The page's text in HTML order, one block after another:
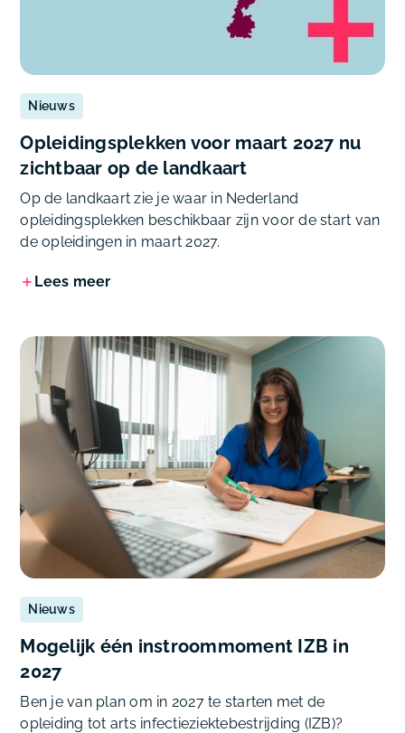
Nieuws
Opleidingsplekken voor maart 2027 nu
zichtbaar op de landkaart
Op de landkaart zie je waar in Nederland
opleidingsplekken beschikbaar zijn voor de start van
de opleidingen in maart 2027.
Lees meer
Nieuws
Mogelijk één instroommoment IZB in
2027
Ben je van plan om in 2027 te starten met de
opleiding tot arts infectieziektebestrijding (IZB)?